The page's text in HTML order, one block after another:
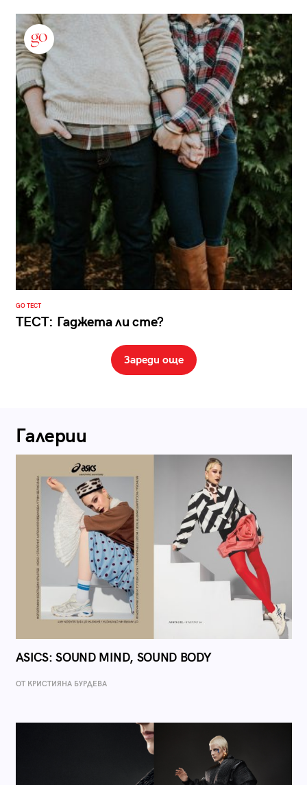
GO ТЕСТ
ТЕСТ: Гаджета ли сте?
Зареди още
Галерии
ASICS: SOUND MIND, SOUND BODY
ОТ КРИСТИЯНА БУРДЕВА